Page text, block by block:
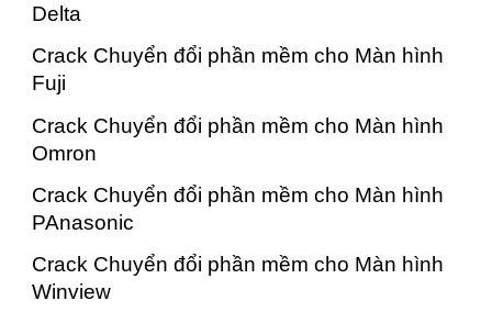
Delta
Crack Chuyển đổi phần mềm cho Màn hình
Fuji
Crack Chuyển đổi phần mềm cho Màn hình
Omron
Crack Chuyển đổi phần mềm cho Màn hình
PAnasonic
Crack Chuyển đổi phần mềm cho Màn hình
Winview